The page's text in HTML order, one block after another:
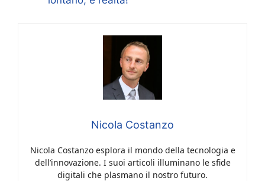
Nicola Costanzo
Nicola Costanzo esplora il mondo della tecnologia e
dell’innovazione. I suoi articoli illuminano le sfide
digitali che plasmano il nostro futuro.